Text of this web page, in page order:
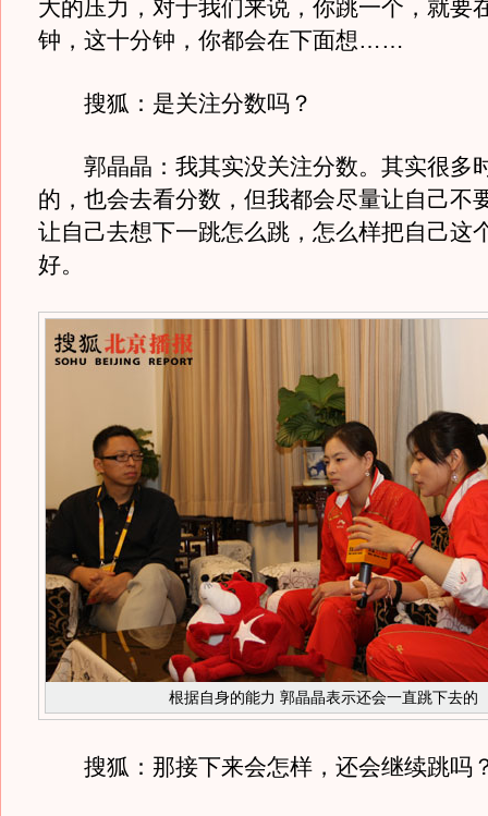
大的压力，对于我们来说，你跳一个，就要
钟，这十分钟，你都会在下面想……
搜狐：是关注分数吗？
郭晶晶：我其实没关注分数。其实很多
的，也会去看分数，但我都会尽量让自己不
让自己去想下一跳怎么跳，怎么样把自己这
好。
根据自身的能力 郭晶晶表示还会一直跳下去的
搜狐：那接下来会怎样，还会继续跳吗